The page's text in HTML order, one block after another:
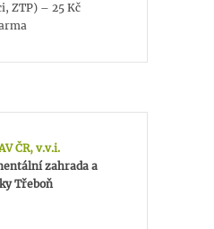
ZTP) – 25 Kč
ČR, v.v.i.
zahrada a
Třeboň